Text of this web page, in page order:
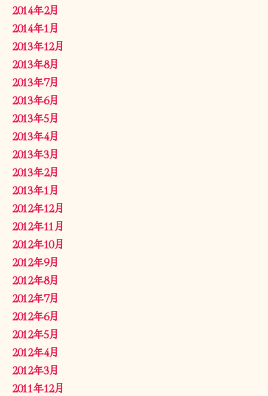
2014年2月
2014年1月
2013年12月
2013年8月
2013年7月
2013年6月
2013年5月
2013年4月
2013年3月
2013年2月
2013年1月
2012年12月
2012年11月
2012年10月
2012年9月
2012年8月
2012年7月
2012年6月
2012年5月
2012年4月
2012年3月
2011年12月